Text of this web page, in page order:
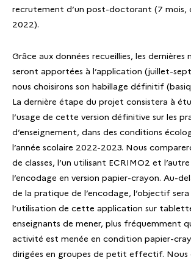
recrutement d’un post-doctorant (7 mois,
2022).
Grâce aux données recueillies, les
seront apportées à l’application (juillet-
nous choisirons son habillage définitif
La dernière étape du projet consistera à
l’usage de cette version définitive sur les
d’enseignement, dans des conditions
l’année scolaire 2022-2023. Nous
de classes, l’un utilisant ECRIMO2 et
l’encodage en version papier-crayon. Au-
de la pratique de l’encodage, l’objectif
l’utilisation de cette application sur
enseignants de mener, plus fréquemment
activité est menée en condition papier-
dirigées en groupes de petit effectif. Nous